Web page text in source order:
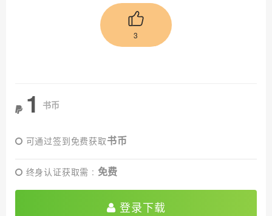
3
1 书币
可通过签到免费获取书币
终身认证获取需 : 免费
登录下载